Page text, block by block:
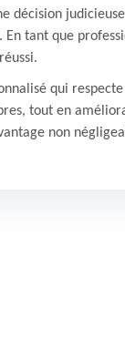
décision
tant que
qui
tout en
non